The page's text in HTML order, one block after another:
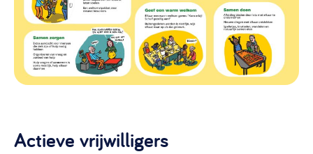
Werken aan de wijk, ABCD, WijkWijzer >
Weerbare gemeenschappen
Voorbereiden op crisis, noodsteunpunten,
ontmoetingsplekken >
Energiecollectieven, buurt vergroenen, SDG >
Actieve vrijwilligers